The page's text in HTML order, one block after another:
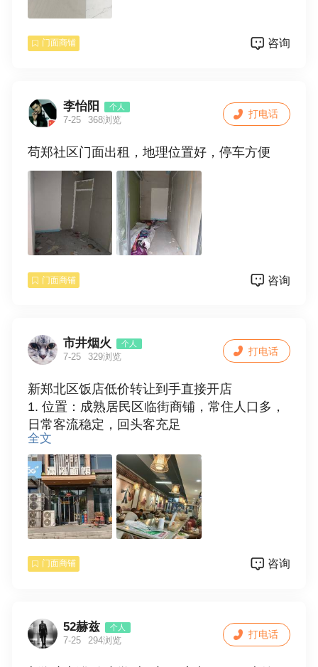
门面商铺 咨询
李怡阳 个人
7-25 368浏览
苟郑社区门面出租，地理位置好，停车方便
打电话
门面商铺 咨询
市井烟火 个人
7-25 329浏览
新郑北区饭店低价转让到手直接开店
1. 位置：成熟居民区临街商铺，常住人口多，
日常客流稳定，回头客充足
2. 配套：全套餐饮设备、空调、桌椅、冷藏
柜、灶台排烟一应俱全，省去装修采购成本
3. 优势：房租适中，格局通透，无行业限制，
快餐、家常菜、小炒均可做
地址新郑市中华路与少典路交叉口向西150米
路北。
全文
打电话
门面商铺 咨询
52赫兹 个人
7-25 294浏览
打电话